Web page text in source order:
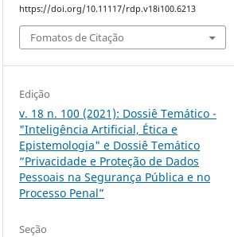
https://doi.org/10.11117/rdp.v18i100.6213
Fomatos de Citação
Edição
v. 18 n. 100 (2021): Dossiê Temático -
"Inteligência Artificial, Ética e
Epistemologia" e Dossiê Temático
“Privacidade e Proteção de Dados
Pessoais na Segurança Pública e no
Processo Penal”
Seção